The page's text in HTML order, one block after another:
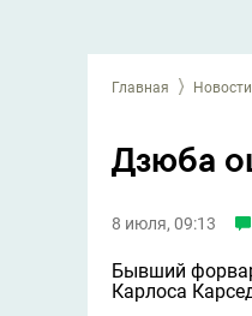
Главная Новости
Дзюба
8 июля, 09:13
Бывший
Карлоса